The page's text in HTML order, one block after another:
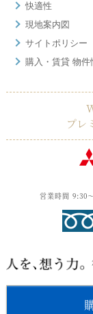
快適性
現地案内図
サイトポリシー
購入・賃貸 物件
プレ
営業時間 9:30